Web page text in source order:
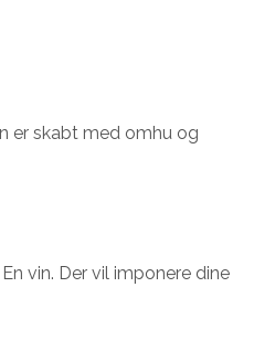
er skabt med omhu og
vin. Der vil imponere dine